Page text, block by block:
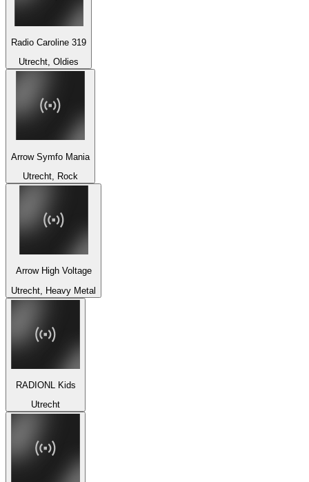
Radio Caroline 319
Utrecht, Oldies
Arrow Symfo Mania
Utrecht, Rock
Arrow High Voltage
Utrecht, Heavy Metal
RADIONL Kids
Utrecht